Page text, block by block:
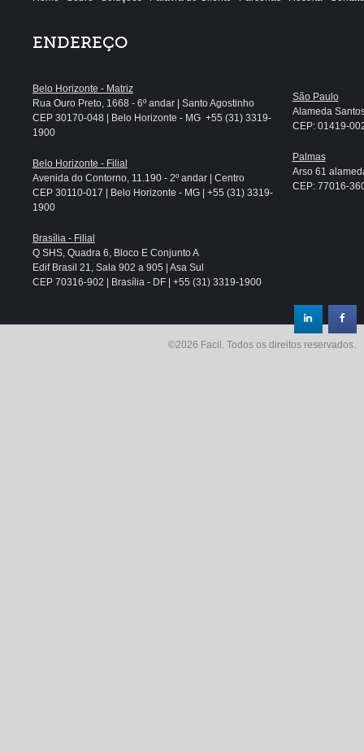
ENDEREÇO
Belo Horizonte - Matriz
Rua Ouro Preto, 1668 - 6º andar | Santo Agostinho
CEP 30170-048 | Belo Horizonte - MG +55 (31) 3319-
1900
Belo Horizonte - Filial
Avenida do Contorno, 11.190 - 2º andar | Centro
CEP 30110-017 | Belo Horizonte - MG | +55 (31) 3319-
1900
Brasília - Filial
Q SHS, Quadra 6, Bloco E Conjunto A
Edif Brasil 21, Sala 902 a 905 | Asa Sul
CEP 70316-902 | Brasília - DF | +55 (31) 3319-1900
São Paulo
Alameda
CEP: 01419-
Palmas
Arso 61
CEP: 77016-
.
©2026 Facil. Todos os direitos reservados.